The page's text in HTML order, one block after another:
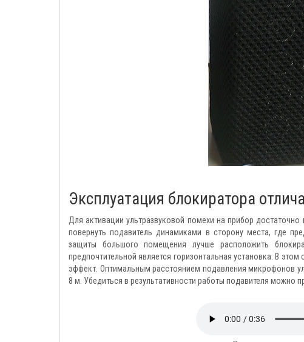
Эксплуатация блокиратора
Для активации ультразвуковой помехи на прибор
повернуть подавитель динамиками в сторону места, где
защиты большого помещения лучше расположить
предпочтительной является горизонтальная установка. В
эффект. Оптимальным расстоянием подавления микрофонов
8 м. Убедиться в результативности работы подавителя можно